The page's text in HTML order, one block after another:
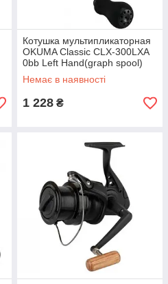
Котушка мультипликаторная
OKUMA Classic CLX-300LXA
0bb Left Hand(graph spool)
Немає в наявності
1 228 ₴